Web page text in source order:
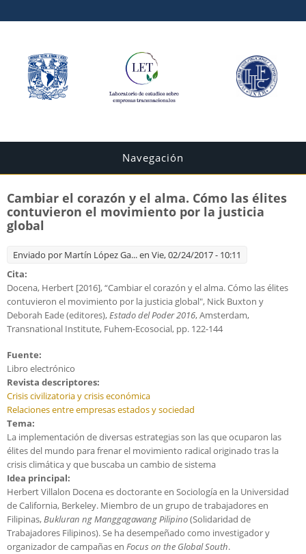
Navegación
Cambiar el corazón y el alma. Cómo las élites
contuvieron el movimiento por la justicia
global
Enviado por Martín López Ga...en Vie, 02/24/2017 - 10:11
Cita:
Docena, Herbert [2016], “Cambiar el corazón y el alma. Cómo las élites
contuvieron el movimiento por la justicia global", Nick Buxton y
Deborah Eade (editores),Estado del Poder 2016, Amsterdam,
Transnational Institute, Fuhem-Ecosocial, pp. 122-144
Fuente:
Libro electrónico
Revista descriptores:
Crisis civilizatoria y crisis económica
Relaciones entre empresas estados y sociedad
Tema:
La implementación de diversas estrategias son las que ocuparon las
élites del mundo para frenar el movimiento radical originado tras la
crisis climática y que buscaba un cambio de sistema
Idea principal:
Herbert Villalon Docena es doctorante en Sociología en la Universidad
de California, Berkeley. Miembro de un grupo de trabajadores en
Filipinas,Bukluran ng Manggagawang Pilipino(Solidaridad de
Trabajadores Filipinos). Se ha desempeñado como investigador y
organizador de campañas en Focus on the Global South.